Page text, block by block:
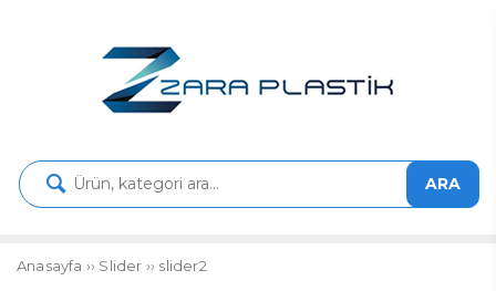
ARA
Anasayfa ›› Slider ›› slider2